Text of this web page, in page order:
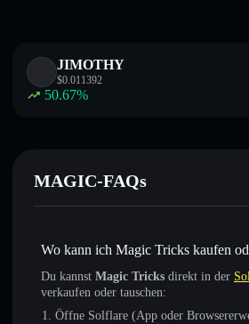
JIMOTHY
$0.011392
50.67%
MAGIC-FAQs
Wo kann ich Magic Tricks kaufen
Du kannst Magic Tricks direkt in der
verkaufen oder tauschen:
Öffne Solflare (App oder